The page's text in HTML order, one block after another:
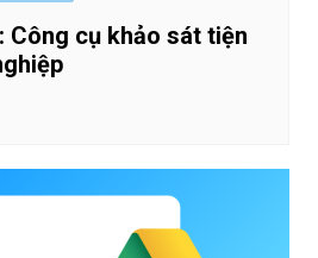
Công cụ khảo sát tiện